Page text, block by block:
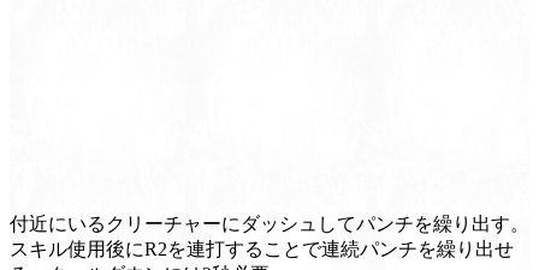
付近にいるクリーチャーにダッシュしてパンチを繰り出す。
スキル使用後にR2を連打することで連続パンチを繰り出せ